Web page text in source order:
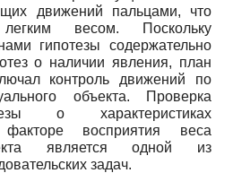
движений пальцами, что
весом. Поскольку
гипотезы содержательно
о наличии явления, план
контроль движений по
объекта. Проверка
о характеристиках
восприятия веса
является одной из
задач.